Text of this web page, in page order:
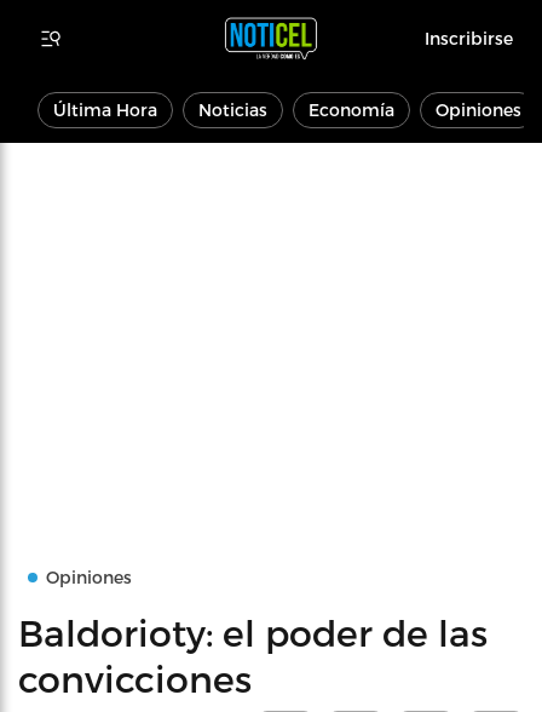
Inscribirse
Última Hora Noticias Economía Opiniones
Opiniones
Baldorioty: el poder de las
convicciones